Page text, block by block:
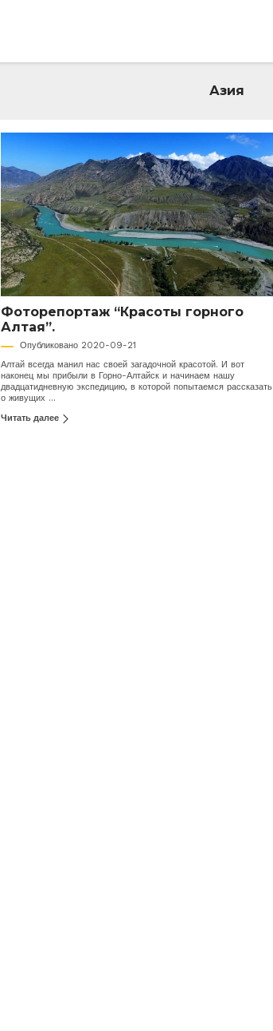
Азия
Фоторепортаж “Красоты горного
Алтая”.
Опубликовано 2020-09-21
Алтай всегда манил нас своей загадочной красотой. И вот
наконец мы прибыли в Горно-Алтайск и начинаем нашу
двадцатидневную экспедицию, в которой попытаемся рассказать
о живущих ...
Читать далее